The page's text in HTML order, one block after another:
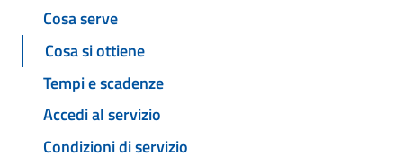
Cosa serve
Cosa si ottiene
Tempi e scadenze
Accedi al servizio
Condizioni di servizio